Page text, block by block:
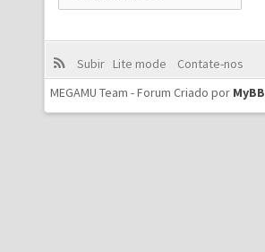
Subir Lite mode
Contate-nos
MEGAMU Team - Forum Criado por MyBB